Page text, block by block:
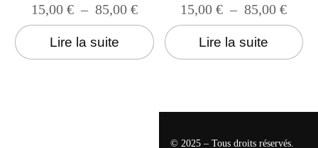
15,00 € – 85,00 €
Lire la suite
15,00€ – 85,00€
Lire la suite
© 2025 – Tous droits réservés.